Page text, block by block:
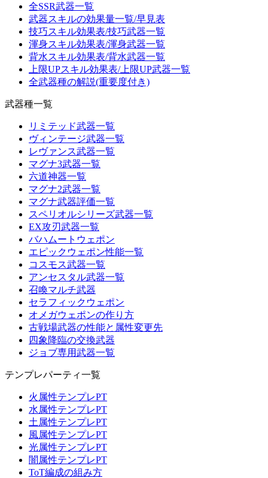
全SSR武器一覧
武器スキルの効果量一覧/早見表
技巧スキル効果表/技巧武器一覧
渾身スキル効果表/渾身武器一覧
背水スキル効果表/背水武器一覧
上限UPスキル効果表/上限UP武器一覧
全武器種の解説(重要度付き)
武器種一覧
リミテッド武器一覧
ヴィンテージ武器一覧
レヴァンス武器一覧
マグナ3武器一覧
六道神器一覧
マグナ2武器一覧
マグナ武器評価一覧
スペリオルシリーズ武器一覧
EX攻刃武器一覧
バハムートウェポン
エピックウェポン性能一覧
コスモス武器一覧
アンセスタル武器一覧
召喚マルチ武器
セラフィックウェポン
オメガウェポンの作り方
古戦場武器の性能と属性変更先
四象降臨の交換武器
ジョブ専用武器一覧
テンプレパーティ一覧
火属性テンプレPT
水属性テンプレPT
土属性テンプレPT
風属性テンプレPT
光属性テンプレPT
闇属性テンプレPT
ToT編成の組み方